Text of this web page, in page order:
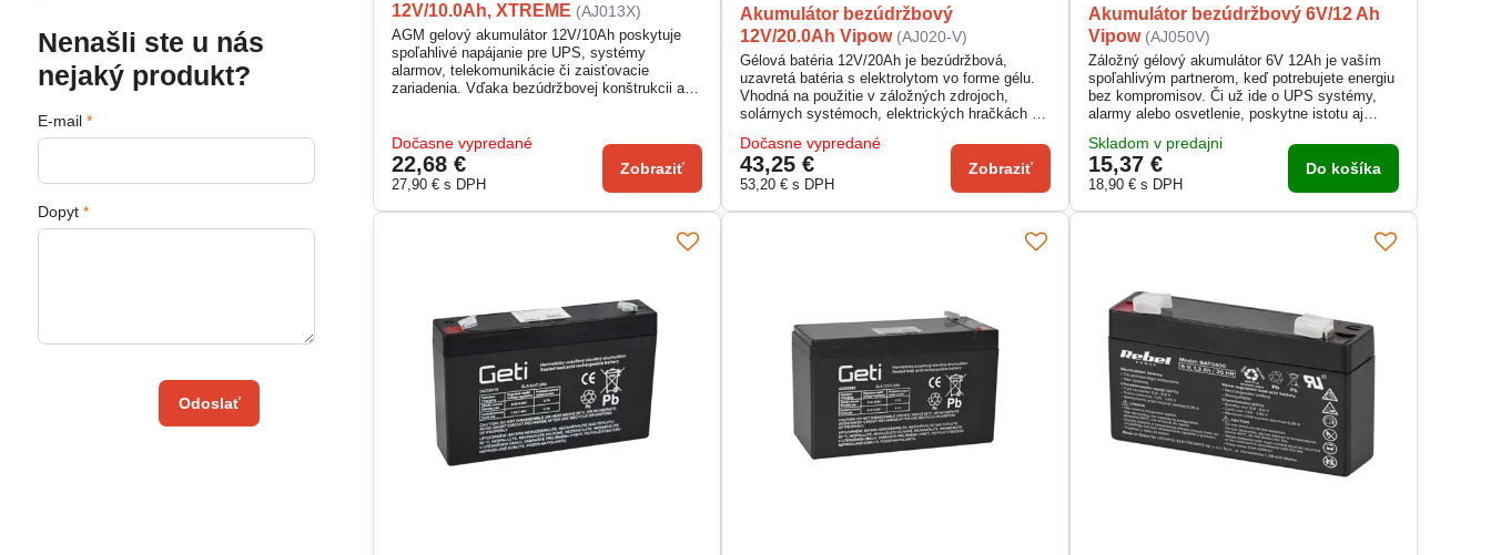
12V/10.0Ah, XTREME (AJ013X)
AGM gelový akumulátor 12V/10Ah poskytuje
spoľahlivé napájanie pre UPS, systémy
alarmov, telekomunikácie či zaisťovacie
zariadenia. Vďaka bezúdržbovej konštrukcii a
ventil, ktorý chráni pred pretlakom a explóziou.
Ideálny pre záložné napájanie, hračky a iné
aplikácie vyžadujúce stabilný výkon.
Dočasne vypredané
22,68 €
27,90 €s DPH
Zobraziť
Akumulátor bezúdržbový
12V/20.0Ah Vipow (AJ020-V)
Gélová batéria 12V/20Ah je bezúdržbová,
uzavretá batéria s elektrolytom vo forme gélu.
Vhodná na použitie v záložných zdrojoch,
solárnych systémoch, elektrických hračkách či
rokov a možnosťou prevádzky v akejkoľvek
polohe. Odolná voči otrasom aj extrémnym
teplotám.
Dočasne vypredané
43,25 €
53,20 €s DPH
Zobraziť
Akumulátor bezúdržbový 6V/12 Ah
Vipow (AJ050V)
Záložný gélový akumulátor 6V 12Ah je vaším
spoľahlivým partnerom, keď potrebujete energiu
bez kompromisov. Či už ide o UPS systémy,
alarmy alebo osvetlenie, poskytne istotu aj
výkonu a dlhej životnosti vás nesklame ani v
náročných podmienkach. Kompaktný rozmer a
bezúdržbové prevedenie zaručia pohodlie a
Skladom v predajni
15,37 €
18,90 €s DPH
Do košíka
Nenašli ste u nás
nejaký produkt?
E-mail *
Dopyt *
Odoslať